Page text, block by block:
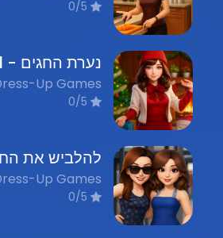
נערת החגים - Holiday Girl